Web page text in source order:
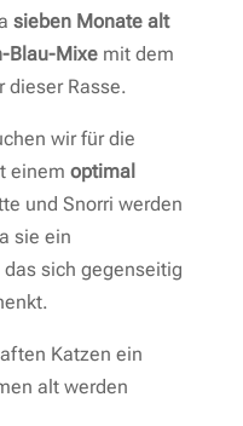
sieben Monate alt
Blau-Mixemit dem
dieser Rasse.
wir für die
einem optimal
und Snorri werden
sie ein
sich gegenseitig
Katzen ein
alt werden